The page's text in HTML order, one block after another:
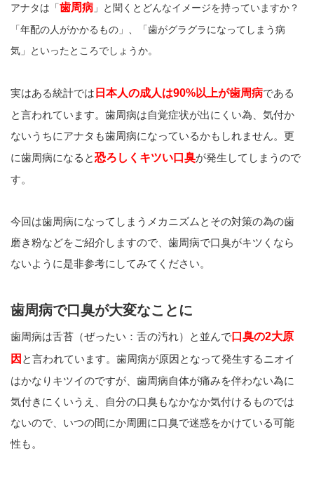
アナタは「歯周病 」と聞くとどんなイメージを持っていますか？
「年配の人がかかるもの」、「歯がグラグラになってしまう病
気」といったところでしょうか。
実はある統計では 日本人の成人は90%以上が歯周病である
と言われています。歯周病は自覚症状が出にくい為、気付か
ないうちにアナタも歯周病になっているかもしれません。更
に歯周病になると恐ろしくキツい口臭が発生してしまうので
す。
今回は歯周病になってしまうメカニズムとその対策の為の歯
磨き粉などをご紹介しますので、歯周病で口臭がキツくなら
ないように是非参考にしてみてください。
歯周病で口臭が大変なことに
歯周病は舌苔（ぜったい：舌の汚れ）と並んで口臭の2大原
因 と言われています。歯周病が原因となって発生するニオイ
はかなりキツイのですが、歯周病自体が痛みを伴わない為に
気付きにくいうえ、自分の口臭もなかなか気付けるものでは
ないので、いつの間にか周囲に口臭で迷惑をかけている可能
性も。